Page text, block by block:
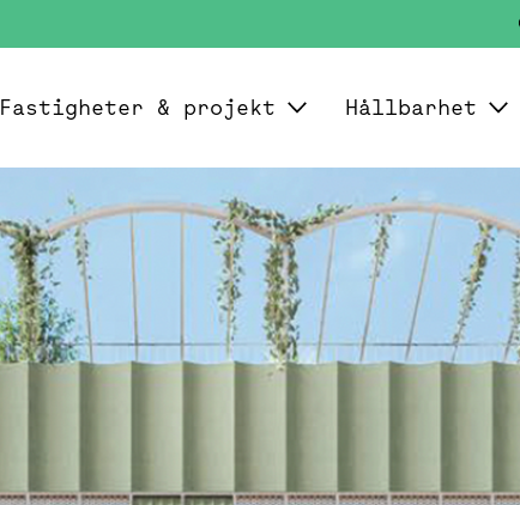
Fastigheter & projekt Hållbarhet